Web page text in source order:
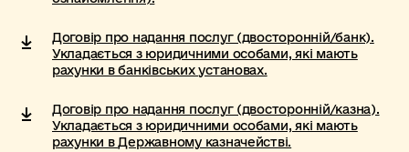
Договір про надання послуг (двосторонній/банк).
Укладається з юридичними особами, які мають
рахунки в банківських установах.
Договір про надання послуг (двосторонній/казна).
Укладається з юридичними особами, які мають
рахунки в Державному казначействі.